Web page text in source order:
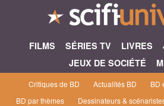
FILMS SÉRIES TV LIVRES
JEUX DE SOCIÉTÉ
Critiques de BD Actualités BD BD
BD par thèmes
Dessinateurs &